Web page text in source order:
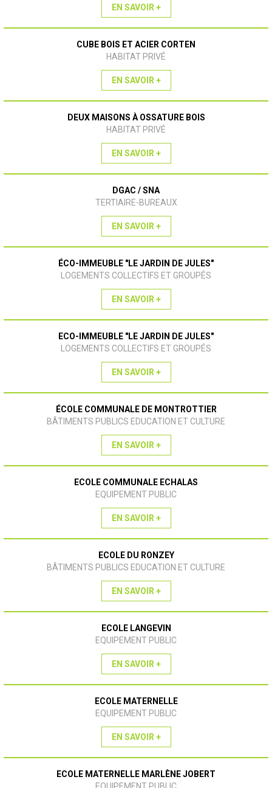
EN SAVOIR +
CUBE BOIS ET ACIER CORTEN
HABITAT PRIVÉ
EN SAVOIR +
DEUX MAISONS À OSSATURE BOIS
HABITAT PRIVÉ
EN SAVOIR +
DGAC / SNA
TERTIAIRE-BUREAUX
EN SAVOIR +
ÉCO-IMMEUBLE "LE JARDIN DE JULES"
LOGEMENTS COLLECTIFS ET GROUPÉS
EN SAVOIR +
ECO-IMMEUBLE "LE JARDIN DE JULES"
LOGEMENTS COLLECTIFS ET GROUPÉS
EN SAVOIR +
ÉCOLE COMMUNALE DE MONTROTTIER
BÂTIMENTS PUBLICS EDUCATION ET CULTURE
EN SAVOIR +
ECOLE COMMUNALE ECHALAS
EQUIPEMENT PUBLIC
EN SAVOIR +
ECOLE DU RONZEY
BÂTIMENTS PUBLICS EDUCATION ET CULTURE
EN SAVOIR +
ECOLE LANGEVIN
EQUIPEMENT PUBLIC
EN SAVOIR +
ECOLE MATERNELLE
EQUIPEMENT PUBLIC
EN SAVOIR +
ECOLE MATERNELLE MARLÈNE JOBERT